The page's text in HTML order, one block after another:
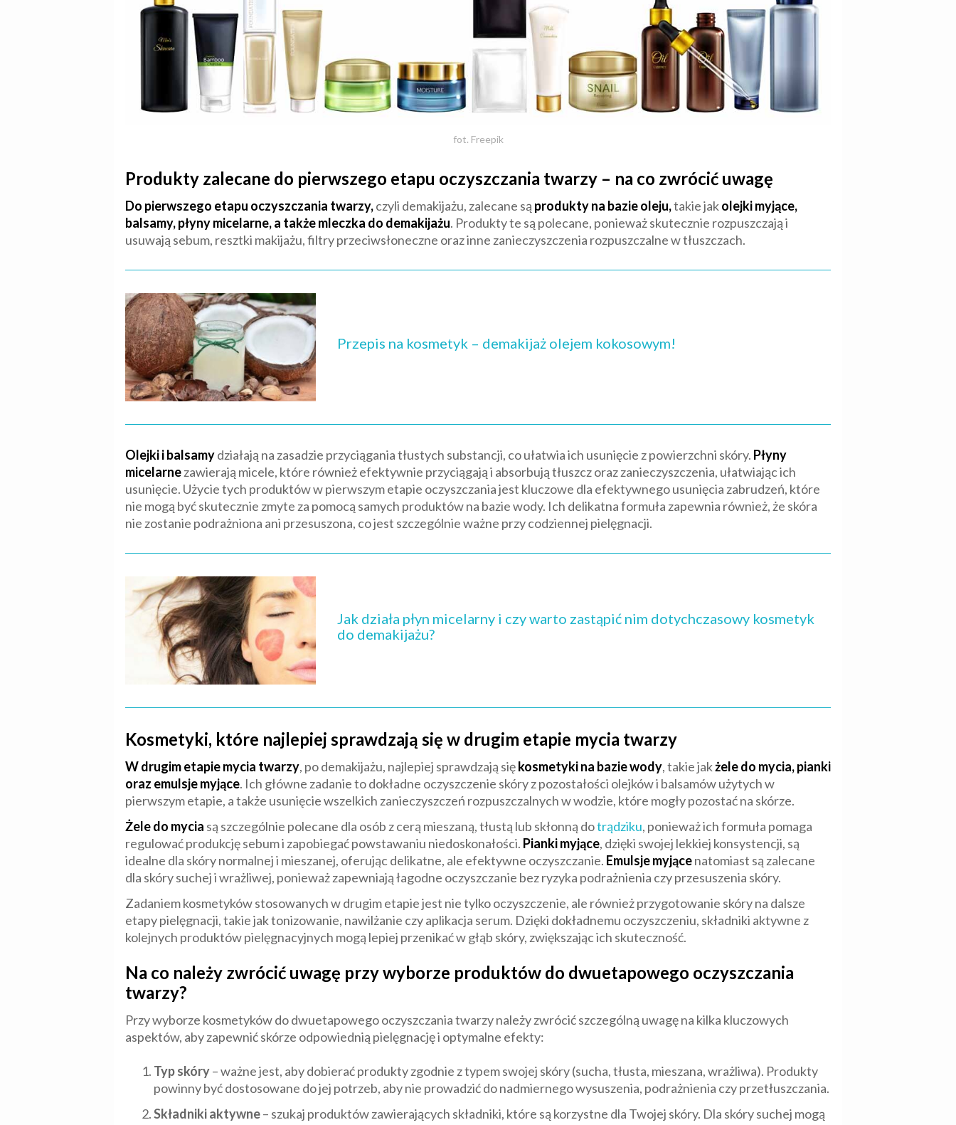
fot. Freepik
Produkty zalecane do pierwszego etapu oczyszczania twarzy – na co zwrócić uwagę
Do pierwszego etapu oczyszczania twarzy,czyli demakijażu, zalecane są produkty na bazie oleju,takie jakolejki myjące,
balsamy, płyny micelarne, a także mleczka do demakijażu. Produkty te są polecane, ponieważ skutecznie rozpuszczają i
usuwają sebum, resztki makijażu, filtry przeciwsłoneczne oraz inne zanieczyszczenia rozpuszczalne w tłuszczach.
Przepis na kosmetyk – demakijaż olejem kokosowym!
Olejki i balsamydziałają na zasadzie przyciągania tłustych substancji, co ułatwia ich usunięcie z powierzchni skóry. Płyny
micelarnezawierają micele, które również efektywnie przyciągają i absorbują tłuszcz oraz zanieczyszczenia, ułatwiając ich
usunięcie. Użycie tych produktów w pierwszym etapie oczyszczania jest kluczowe dla efektywnego usunięcia zabrudzeń, które
nie mogą być skutecznie zmyte za pomocą samych produktów na bazie wody. Ich delikatna formuła zapewnia również, że skóra
nie zostanie podrażniona ani przesuszona, co jest szczególnie ważne przy codziennej pielęgnacji.
Jak działa płyn micelarny i czy warto zastąpić nim dotychczasowy kosmetyk
do demakijażu?
Kosmetyki, które najlepiej sprawdzają się w drugim etapie mycia twarzy
W drugim etapie mycia twarzy, po demakijażu, najlepiej sprawdzają siękosmetyki na bazie wody, takie jakżele do mycia, pianki
oraz emulsje myjące. Ich główne zadanie to dokładne oczyszczenie skóry z pozostałości olejków i balsamów użytych w
pierwszym etapie, a także usunięcie wszelkich zanieczyszczeń rozpuszczalnych w wodzie, które mogły pozostać na skórze.
Żele do mycia są szczególnie polecane dla osób z cerą mieszaną, tłustą lub skłonną dotrądziku, ponieważ ich formuła pomaga
regulować produkcję sebum i zapobiegać powstawaniu niedoskonałości. Pianki myjące, dzięki swojej lekkiej konsystencji, są
idealne dla skóry normalnej i mieszanej, oferując delikatne, ale efektywne oczyszczanie. Emulsje myjącenatomiast są zalecane
dla skóry suchej i wrażliwej, ponieważ zapewniają łagodne oczyszczanie bez ryzyka podrażnienia czy przesuszenia skóry.
Zadaniem kosmetyków stosowanych w drugim etapie jest nie tylko oczyszczenie, ale również przygotowanie skóry na dalsze
etapy pielęgnacji, takie jak tonizowanie, nawilżanie czy aplikacja serum. Dzięki dokładnemu oczyszczeniu, składniki aktywne z
kolejnych produktów pielęgnacyjnych mogą lepiej przenikać w głąb skóry, zwiększając ich skuteczność.
Na co należy zwrócić uwagę przy wyborze produktów do dwuetapowego oczyszczania
twarzy?
Przy wyborze kosmetyków do dwuetapowego oczyszczania twarzy należy zwrócić szczególną uwagę na kilka kluczowych
aspektów, aby zapewnić skórze odpowiednią pielęgnację i optymalne efekty:
Typ skóry– ważne jest, aby dobierać produkty zgodnie z typem swojej skóry (sucha, tłusta, mieszana, wrażliwa). Produkty
powinny być dostosowane do jej potrzeb, aby nie prowadzić do nadmiernego wysuszenia, podrażnienia czy przetłuszczania.
Składniki aktywne– szukaj produktów zawierających składniki, które są korzystne dla Twojej skóry. Dla skóry suchej mogą